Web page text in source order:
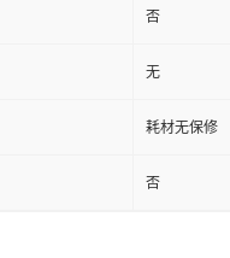
否
无
耗材无保修
否